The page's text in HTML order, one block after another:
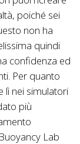
poiché sei
non ha
quindi
confidenza ed
Per quanto
lì nei simulatori
più
Lab